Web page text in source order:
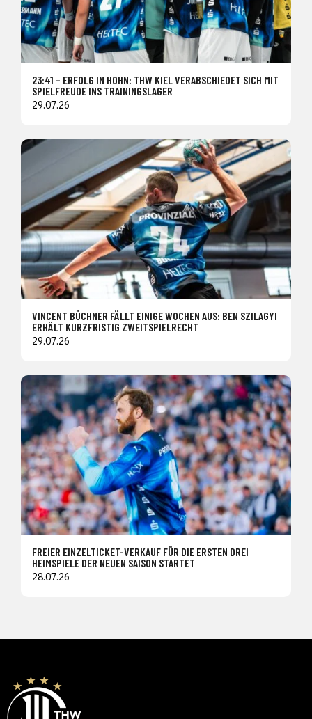
23:41 – ERFOLG IN HOHN: THW KIEL VERABSCHIEDET SICH MIT
SPIELFREUDE INS TRAININGSLAGER
29.07.26
VINCENT BÜCHNER FÄLLT EINIGE WOCHEN AUS: BEN SZILAGYI
ERHÄLT KURZFRISTIG ZWEITSPIELRECHT
29.07.26
FREIER EINZELTICKET-VERKAUF FÜR DIE ERSTEN DREI
HEIMSPIELE DER NEUEN SAISON STARTET
28.07.26